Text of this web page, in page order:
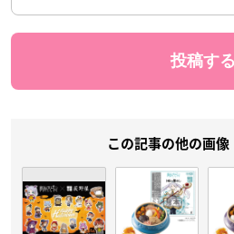
この記事の他の画像